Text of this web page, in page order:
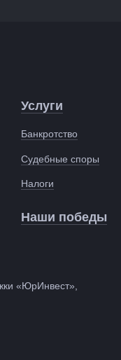
Услуги
Банкротство
Судебные споры
Налоги
Наши победы
«ЮрИнвест»,